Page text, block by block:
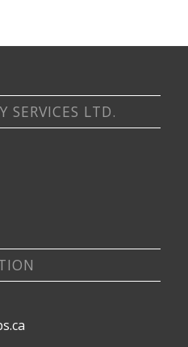
SERVICES LTD.